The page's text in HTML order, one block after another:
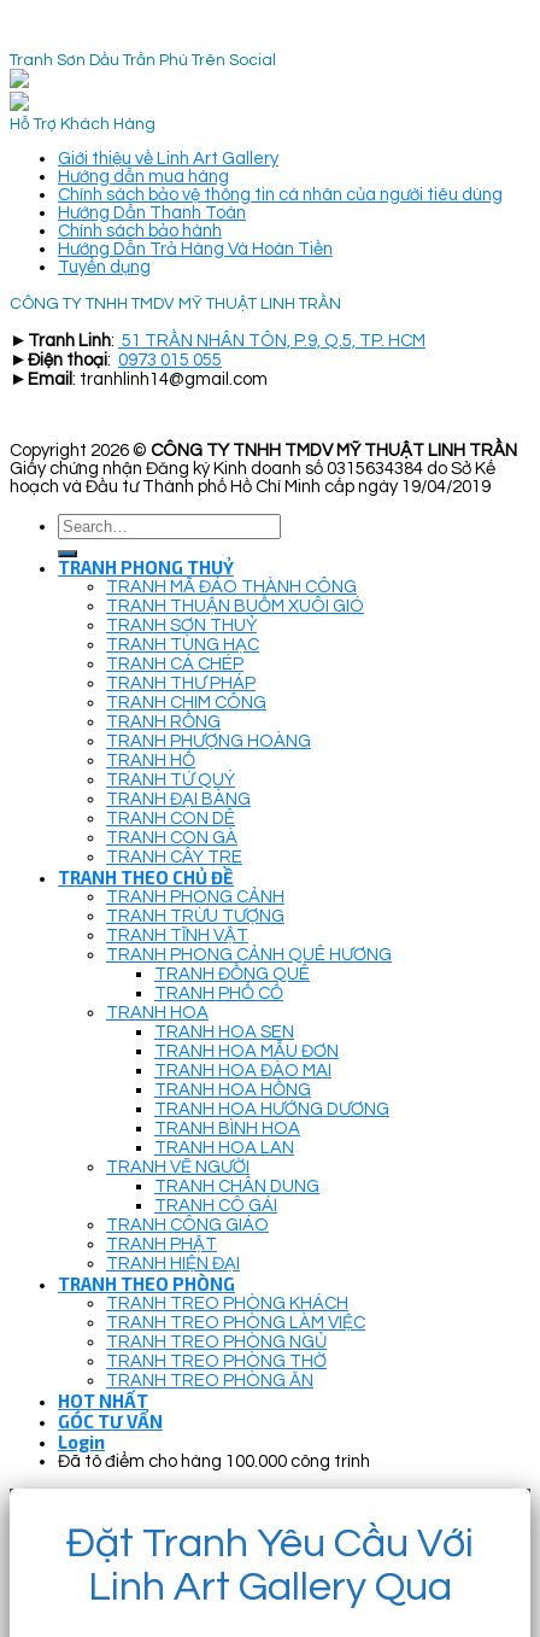
Tranh Sơn Dầu Trần Phú Trên Social
Hỗ Trợ Khách Hàng
Giới thiệu về Linh Art Gallery
Hướng dẫn mua hàng
Chính sách bảo vệ thông tin cá nhân của người tiêu dùng
Hướng Dẫn Thanh Toán
Chính sách bảo hành
Hướng Dẫn Trả Hàng Và Hoàn Tiền
Tuyển dụng
CÔNG TY TNHH TMDV MỸ THUẬT LINH TRẦN
► Tranh Linh: 51 TRẦN NHÂN TÔN, P.9, Q.5, TP. HCM
► Điện thoại: 0973 015 055
► Email : tranhlinh14@gmail.com
Copyright 2026 © CÔNG TY TNHH TMDV MỸ THUẬT LINH TRẦN
Giấy chứng nhận Đăng ký Kinh doanh số 0315634384 do Sở Kế
hoạch và Đầu tư Thành phố Hồ Chí Minh cấp ngày 19/04/2019
Search
for:
TRANH PHONG THUỶ
TRANH MÃ ĐÁO THÀNH CÔNG
TRANH THUẬN BUỒM XUÔI GIÓ
TRANH SƠN THUỶ
TRANH TÙNG HẠC
TRANH CÁ CHÉP
TRANH THƯ PHÁP
TRANH CHIM CÔNG
TRANH RỒNG
TRANH PHƯỢNG HOÀNG
TRANH HỔ
TRANH TỨ QUÝ
TRANH ĐẠI BÀNG
TRANH CON DÊ
TRANH CON GÀ
TRANH CÂY TRE
TRANH THEO CHỦ ĐỀ
TRANH PHONG CẢNH
TRANH TRỪU TƯỢNG
TRANH TĨNH VẬT
TRANH PHONG CẢNH QUÊ HƯƠNG
TRANH ĐỒNG QUÊ
TRANH PHỐ CỔ
TRANH HOA
TRANH HOA SEN
TRANH HOA MẪU ĐƠN
TRANH HOA ĐÀO MAI
TRANH HOA HỒNG
TRANH HOA HƯỚNG DƯƠNG
TRANH BÌNH HOA
TRANH HOA LAN
TRANH VẼ NGƯỜI
TRANH CHÂN DUNG
TRANH CÔ GÁI
TRANH CÔNG GIÁO
TRANH PHẬT
TRANH HIỆN ĐẠI
TRANH THEO PHÒNG
TRANH TREO PHÒNG KHÁCH
TRANH TREO PHÒNG LÀM VIỆC
TRANH TREO PHÒNG NGỦ
TRANH TREO PHÒNG THỜ
TRANH TREO PHÒNG ĂN
HOT NHẤT
GÓC TƯ VẤN
Login
Đã tô điểm cho hàng 100.000 công trình
Đặt Tranh Yêu Cầu Với
Linh Art Gallery Qua